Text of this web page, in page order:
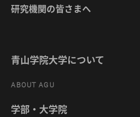
研究機関の皆さまへ
青山学院大学について
ABOUT AGU
学部・大学院